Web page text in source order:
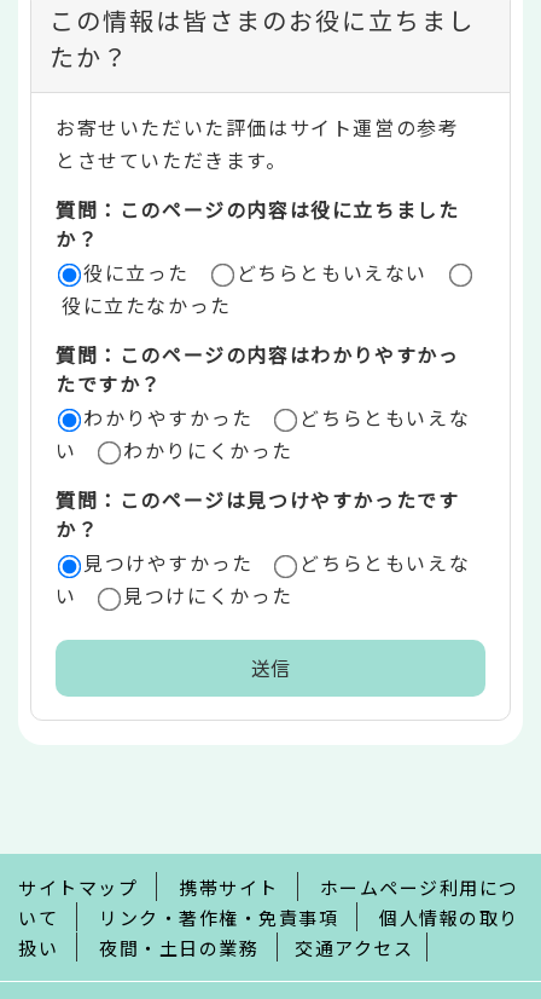
コ
ン
テ
ン
ツ
評
価
リ
ア
この情報は皆さまのお役に立ちまし
たか？
お寄せいただいた評価はサイト運営の参考
とさせていただきます。
質問：このページの内容は役に立ちました
か？
役に立った
どちらともいえない
役に立たなかった
質問：このページの内容はわかりやすかっ
たですか？
わかりやすかった
どちらともいえな
い
わかりにくかった
質問：このページは見つけやすかったです
か？
見つけやすかった
どちらともいえな
い
見つけにくかった
で
サイトマップ 携帯サイト
ホームページ利用につ
いて
リンク・著作権・免責事項
個人情報の取り
扱い
夜間・土日の業務 交通アクセス